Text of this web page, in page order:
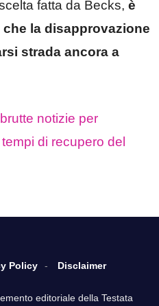
fatta da Becks, è
la disapprovazione
strada ancora a
notizie per
di recupero del
Policy Disclaimer
editoriale della Testata